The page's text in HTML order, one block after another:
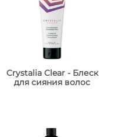
Crystalia Clear - Блеск
для сияния волос